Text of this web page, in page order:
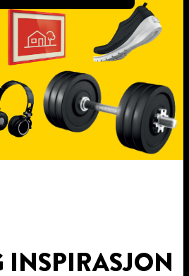
INSPIRASJON